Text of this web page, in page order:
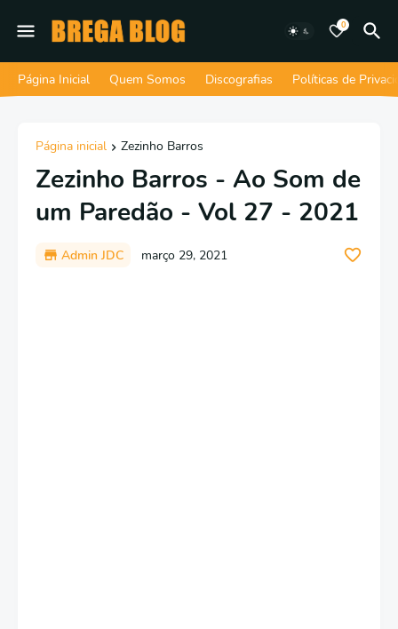
0
Página Inicial Quem Somos Discografias Políticas de
Página inicial Zezinho Barros
Zezinho Barros - Ao Som de
um Paredão - Vol 27 - 2021
Admin JDC março 29, 2021